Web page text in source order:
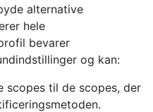
alternative
hele
bevarer
og kan:
scopes til de scopes, der